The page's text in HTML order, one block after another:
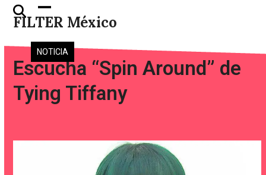
Skip
FILTER México
Open
mobile
menu
Close
mobile
menu
NOTICIA
Escucha “Spin Around” de
Tying Tiffany